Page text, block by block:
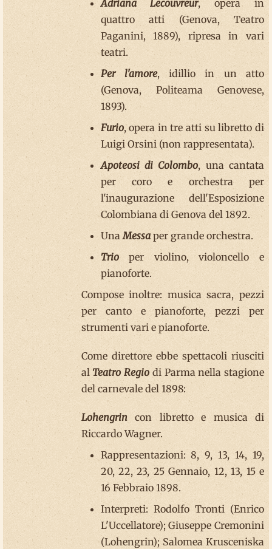
Adriana Lecouvreur, opera in
quattro atti (Genova, Teatro
Paganini, 1889), ripresa in vari
teatri.
Per l'amore, idillio in un atto
(Genova, Politeama Genovese,
1893).
Furio, opera in tre atti su libretto di
Luigi Orsini (non rappresentata).
Apoteosi di Colombo, una cantata
per coro e orchestra per
l'inaugurazione dell'Esposizione
Colombiana di Genova del 1892.
UnaMessaper grande orchestra.
Trioper violino, violoncello e
pianoforte.
Compose inoltre: musica sacra, pezzi
per canto e pianoforte, pezzi per
strumenti vari e pianoforte.
Come direttore ebbe spettacoli riusciti
al Teatro Regio di Parma nella stagione
del carnevale del 1898:
Lohengrincon libretto e musica di
Riccardo Wagner.
Rappresentazioni: 8, 9, 13, 14, 19,
20, 22, 23, 25 Gennaio, 12, 13, 15 e
16 Febbraio 1898.
Interpreti: Rodolfo Tronti (Enrico
L'Uccellatore); Giuseppe Cremonini
(Lohengrin); Salomea Krusceniska